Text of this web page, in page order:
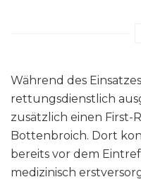
Während des
rettungsdienstlich
zusätzlich einen First-
Bottenbroich. Dort
bereits vor dem
medizinisch